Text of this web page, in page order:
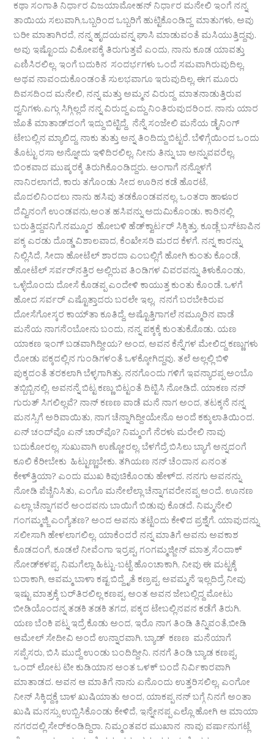
ಕಥಾ ಸಂಗಾತಿ ನಿರ್ಧಾರ ವಿಜಯಾಮೋಹನ್ ನಿರ್ಧಾರ ಮನೇಲಿ ಇಂಗೆ ನನ್ನ
ತಾಯಿಯ ಸಲುವಾಗಿ,ಒಬ್ಬರಿಂದ ಒಬ್ಬರಿಗೆ ಹುಟ್ಟಿಕೊಂಡಿದ್ದ ಮಾತುಗಳು, ಅವು
ಬರೀ ಮಾತಾಗಿರದೆ, ನನ್ನ ಹೃದಯವನ್ನ ಘಾಸಿ ಮಾಡುವಂತೆ ಮಸಿಯುತ್ತಿದ್ದವು.
ಅವು ಇಷ್ಟೊಂದು ವಿಕೋಪಕ್ಕೆ ತಿರುಗುತ್ತವೆ ಎಂದು, ನಾನು ಕೂಡ ಯಾವತ್ತು
ಎಣಿಸಿರಲಿಲ್ಲ. ಇಂಗೆ ಬದುಕಿನ ಸಂದರ್ಭಗಳು ಒಂದೆ ಸಮವಾಗಿರುವುದಿಲ್ಲ,
ಅಥವ ನಾವಂದುಕೊಂಡಂತೆ ಸುಲಭವಾಗೂ ಇರುವುದಿಲ್ಲ, ಈಗ ಮೂರು
ದಿವಸದಿಂದ ಮನೇಲಿ, ನನ್ನ ಮತ್ತು ಅಮ್ಮನ ವಿರುದ್ದ ಮಾತನಾಡುತ್ತಿರುವ
ದ್ವನಿಗಳು.ಎಗ್ಗು ಸಿಗ್ಗಿಲ್ಲದೆ ನನ್ನ ವಿರುದ್ದ ಎದ್ದು ನಿಂತಿರುವುದರಿಂದ. ನಾನು ಯಾರ
ಜೊತೆ ಮಾತಾಡ್‌ದಂಗೆ ಇದ್ದು ಬಿಟ್ಟಿದ್ದೆ, ನೆನ್ನೆ ಸಂಜೇಲಿ ಮನೆಯ ಡೈನಿಂಗ್
ಟೇಬಲ್ಲಿನ ಮ್ಯಾಲಿದ್ದ. ನಾಕು ತುತ್ತು ಅನ್ನ ತಿಂದಿದ್ದು ಬಿಟ್ಟರೆ. ಬೆಳಿಗ್ಗೆಯಿಂದ ಒಂದು
ತೊಟ್ಟು ರಸಾ ಅನ್ನೋದು ಇಳಿದಿರಲಿಲ್ಲ, ನೀನು ತಿನ್ನು ಬಾ ಅನ್ನುವವರೆಲ್ಲ,
ಬಿಂಕವಾದ ಮುಷ್ಕರಕ್ಕೆ ತಿರುಗಿಕೊಂಡಿದ್ದರು. ಅಂಗಾಗೆ ನನ್ನೊಳಗೆ
ನಾನಿರಲಾಗದೆ, ಕಾರು ತಗೊಂಡು ಸೀದ ಊರಿನ ಕಡೆ ಹೊರಟೆ,
ಮೊದಲಿನಿಂದಲು ನಾನು ಹಸಿವು ತಡಕೊಂಡವನಲ್ಲ. ಒಂತರಾ ಹಾಳೂರ
ದೆವ್ವಿನಂಗೆ ಉಂಡವನು,ಅಂತ ಹಸಿವನ್ನು ಅದುಮಿಕೊಂಡು. ಕಾರಿನಲ್ಲಿ
ಬರುತ್ತಿದ್ದವನಿಗೆ.ನಮ್ಮೂರ ಹೋಬಳಿ ಹೆಡ್‌ಕ್ವಾರ್ಟರ್ ಸಿಕ್ಕಿತ್ತು, ಕೂಡ್ಲೆ ಬಸ್‌ಟಾಪಿನ
ಪಕ್ಕ ಎರಡು ದೊಡ್ಡ ವಿಶಾಲವಾದ, ಕೆಂಖೇಸರಿ ಮರದ ಕೆಳಗೆ. ನನ್ನ ಕಾರನ್ನು
ನಿಲ್ಲಿಸಿದೆ, ಸೀದಾ ಹೋಟೆಲ್ ಶಾರದಾ ಎಂಬಲ್ಲಿಗೆ ಹೋಗಿ ಕುಂತು ಕೊಂಡೆ,
ಹೋಟೆಲ್ ಸರ್ವರ್‌ನತ್ತಿರ ಅಲ್ಲಿರುವ ತಿಂಡಿಗಳ ವಿವರವನ್ನು ತಿಳುಕೊಂಡು,
ಒಳ್ಳೆದೊಂದು ದೋಸೆ ಕೊಡಪ್ಪ ಎಂದೇಳಿ ಕಾಯುತ್ತ ಕುಂತು ಕೊಂಡೆ. ಒಳಗೆ
ಹೋದ ಸರ್ವರ್ ಎಷ್ಟೊತ್ತಾದರು ಬರಲೇ ಇಲ್ಲ, ನನಗೆ ಬರಬೇಕಿರುವ
ದೋಸೆಗೋಸ್ಕರ ಕಾಯ್‌ತಾ ಕೂತಿದ್ದೆ, ಅಷ್ಟೊತ್ತಿಗಾಗಲೆ ನಮ್ಮೂರಿನ ವಾಡೆ
ಮನೆಯ ನಾಗನೆಂಬೋನು ಬಂದು, ನನ್ನ ಪಕ್ಕಕ್ಕೆ ಕುಂತುಕೊೊಡು. ಯಣ
ಯಾಕಣ ಇಂಗ್ ಬಡವಾಗಿದ್ದೀಯ? ಅಂದ, ಅವನ ಕೆನ್ನೆಗಳ ಮೇಲಿದ್ದ ಕಣ್ಣುಗಳು
ರೋಡು ಪಕ್ಕದಲ್ಲಿನ ಗುಂಡಿಗಳಂತೆ ಒಳಕ್ಕೋಗಿದ್ದವು. ತಲೆ ಅಲ್ಲಲ್ಲಿ ಬಿಳಿ
ಪುಕ್ಕದಂತೆ ತರಕಲಾಗಿ ಬೆಳ್ಳಗಾಗಿತ್ತು, ನನಗೊಂದು ಗಳಿಗೆ ಇವನ್ಯಾರಪ್ಪ ಅಂಬೊ
ತಬ್ಬಿಬ್ಬಿನಲ್ಲಿ. ಅವನನ್ನೆ ಬಿಟ್ಟ ಕಣ್ಣು ಬಿಟ್ಟಂತೆ ದಿಟ್ಟಿಸಿ ನೋಡಿದೆ. ಯಾಕಣ ನನ್
ಗುರುತ್ ಸಿಗಲಿಲ್ಲವೆ? ನಾನ್ ಕಣಣ ವಾಡೆ ಮನೆ ನಾಗ ಅಂದ, ತಟಕ್ಕನೆ ನನ್ನ
ಮನಸ್ಸಿಗೆ ಅರಿವಾಯಿತು, ನಾಗ ಚೆನ್ನಾಗಿದ್ದೀಯೇನೊ ಅಂದೆ ಕಕ್ಕುಲಾತಿಯಿಂದ.
ಏನ್ ಚಂದ್‌ವೊ ಏನ್ ಚಾರ್‌ವೊ? ನಿಮ್ಮಂಗೆ ನೆರಳು ಮರೇಲಿ ನಾವು
ಬದುಕೋರಲ್ಲ, ಸುಖುವಾಗಿ ಉಣ್ಣೋರಲ್ಲ, ಬೆಳಗೆದ್ರೆ ಬಿಸಿಲು ಬ್ಯಾಗೆ ಅನ್ನದಂಗೆ
ಕೂಲಿ ಕೆರೀಬೇಕು ಹಿಟ್ಟುಣ್ಣಬೇಕು. ತಗಿಯಣ ನನ್ ಚೆಂದಾನ ಏನಂತ
ಕೇಳ್‌ತ್ತಿಯಾ? ಎಂದು ಮುಖ ಕಿವುಚಿಕೊಂಡು ಹೇಳ್‌ದ. ನನಗು ಅವನನ್ನು
ನೋಡಿ ಪೆಚ್ಚೆನಿಸಿತು, ಎಂಗೊ ಮನೇಲೆಲ್ಲಾ ಚೆನ್ನಾಗವರೇನಪ್ಪ ಅಂದೆ. ಊನಣ
ಎಲ್ಲಾ ಚೆನ್ನಾಗವರೆ ಅಂದವನು ಬಾಯಿಗೆ ಬಿಡುವು ಕೊಡದೆ. ನಿಮ್ಮನೇಲಿ
ಗಂಗಮ್ಮಜ್ಜಿ ಎಂಗ್ಯೆತಣ? ಅಂದ ಅವನು ತಟ್ಟೆಂದು ಕೇಳಿದ ಪ್ರಶ್ನೆಗೆ. ಯಾವುದನ್ನು
ಸಲೀಸಾಗಿ ಹೇಳಲಾಗಲಿಲ್ಲ. ಯಾಕೆಂದರೆ ನನ್ನ ಮಾತಿಗೆ ಅವನು ಅವಕಾಶ
ಕೊಡದಂಗೆ, ಕೂಡಲೆ ನೀವೆಂಗಾ ಇರ‍್ರಪ್ಪ, ಗಂಗಮ್ಮಜ್ಜೀನ್ ಮಾತ್ರ ಸೆಂದಾಕ್
ನೋಡ್‌ಕಳಪ್ಪ. ನಿಮಗೆಲ್ಲಾ ಹಿಟ್ಟು-ಬಟ್ಟೆ ಹೊಂಚಾಕಾಗಿ, ನೀವು ಈ ಮಟ್ಟಕ್ಕೆ
ಬರಾಕಾಗಿ, ಆವಮ್ಮ ಬಾಳಾ ಕಷ್ಟ ಬಿದ್ದೈತೆ ಕಣ್ರಪ್ಪ. ಅವಮ್ಮನೆ ಇಲ್ಲದಿದ್ರೆ ನೀವು
ಇಷ್ಟು ಮಾತ್ರಕ್ಕೆ ಬರ್‌ತಿರಲಿಲ್ಲ ಕಣಪ್ಪ, ಅಂತ ಅವನ ಜೇಬಲ್ಲಿದ್ದ ಮೋಟು
ಬೀಡಿಯೊಂದನ್ನ ತಡಕಿ ತಡಕಿ ತಗದ, ಪಕ್ಕದ ಟೇಬಲ್ಲಿನವನ ಕಡೆಗೆ ತಿರುಗಿ.
ಯಣ ಬೆಂಕಿ ಪಟ್ನ ಇದ್ರೆ ಕೊಡು ಅಂದ, ಇರೊ ನಾಗ ತಿಂಡಿ ತಿನ್ನಿವಂತೆ,ಬೀಡಿ
ಆಮೇಲ್ ಸೇದೀವಿ ಅಂದೆ ಉನ್ನಾರವಾಗಿ. ಬ್ಯಾಡ್ ಕಣಣ ಮನೆಯಾಗೆ
ಸಪ್ಪೆಸರು, ಬಿಸಿ ಮುದ್ದೆ ಉಂಡು ಬಂದಿದ್ದೀನಿ. ನನಗೆ ತಿಂಡಿ ಬ್ಯಾಡ ಕಣಪ್ಪ,
ಒಂದ್ ಲೋಟ ಟೀ ಕುಡಿಯಾನ ಅಂತ ಒಳಕ್ ಬಂದೆ ನಿರ್ವಿಕಾರವಾಗಿ
ಮಾತಾಡದ. ಅವನ ಆ ಮಾತಿಗೆ ನಾನು ಏನೊಂದು ಉತ್ತರಿಸಲಿಲ್ಲ, ಎಂಗೋ
ನೀನ್ ಸಿಕ್ಕಿದ್ದಕ್ಕೆ ಬಾಳ ಖುಷಿಯಾತು ಅಂದ, ಯಾಕಪ್ಪ ನನ್ ಬಗ್ಗೆ ನಿನಗೆ ಅಂತಾ
ಖುಷಿ ಮನಸ್ಸು ಉಬ್ಬಿಸಿಕೊಂಡು ಕೇಳಿದೆ, ಇನ್ನೇನಪ್ಪ ಎಲ್ಲೊ ಹೋಗಿ ಆ ಮಾಯಾ
ನಗರದಲ್ಲಿ ಸೇರ್‌ಕಂಡಿದ್ದಿರಾ. ನಿಮ್ಮಂತವರ ಮುಖಾನ ನಾವು ವರ್ಷಾನುಗಟ್ಲೆ